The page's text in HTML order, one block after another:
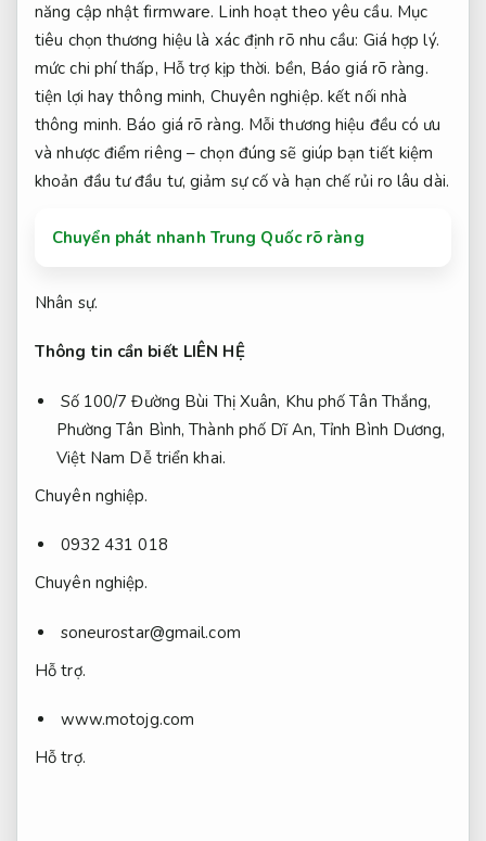
năng cập nhật firmware. Linh hoạt theo yêu cầu. Mục
tiêu chọn thương hiệu là xác định rõ nhu cầu: Giá hợp lý.
mức chi phí thấp, Hỗ trợ kịp thời. bền, Báo giá rõ ràng.
tiện lợi hay thông minh, Chuyên nghiệp. kết nối nhà
thông minh. Báo giá rõ ràng. Mỗi thương hiệu đều có ưu
và nhược điểm riêng – chọn đúng sẽ giúp bạn tiết kiệm
khoản đầu tư đầu tư, giảm sự cố và hạn chế rủi ro lâu dài.
Chuyển phát nhanh Trung Quốc rõ ràng
Nhân sự.
Thông tin cần biết LIÊN HỆ
Số 100/7 Đường Bùi Thị Xuân, Khu phố Tân Thắng,
Phường Tân Bình, Thành phố Dĩ An, Tỉnh Bình Dương,
Việt Nam Dễ triển khai.
Chuyên nghiệp.
0932 431 018
Chuyên nghiệp.
soneurostar@gmail.com
Hỗ trợ.
www.motojg.com
Hỗ trợ.